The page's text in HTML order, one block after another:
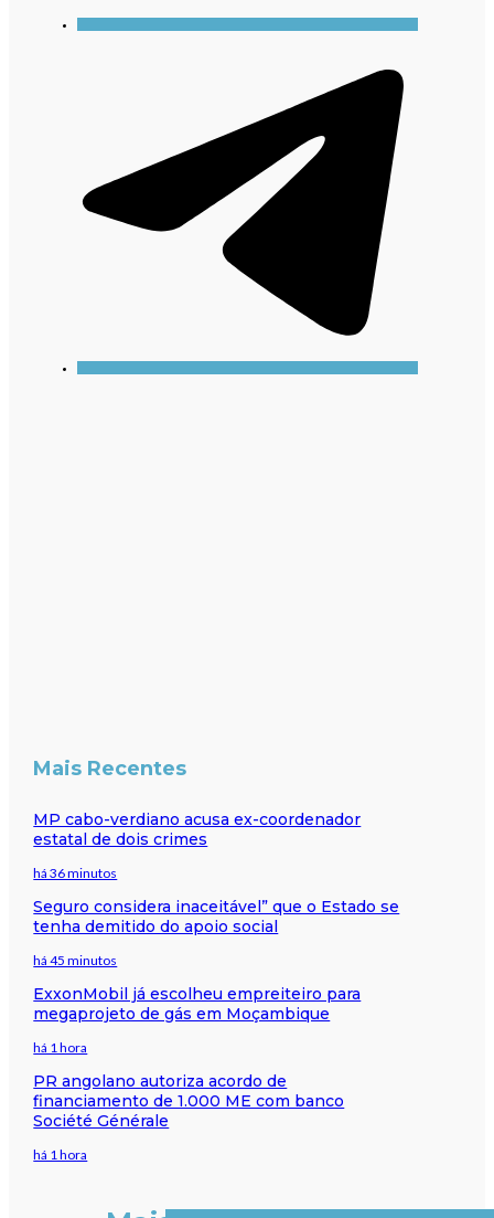
Mais Recentes
MP cabo-verdiano acusa ex-coordenador
estatal de dois crimes
há 36 minutos
Seguro considera inaceitável” que o Estado se
tenha demitido do apoio social
há 45 minutos
ExxonMobil já escolheu empreiteiro para
megaprojeto de gás em Moçambique
há 1 hora
PR angolano autoriza acordo de
financiamento de 1.000 ME com banco
Société Générale
há 1 hora